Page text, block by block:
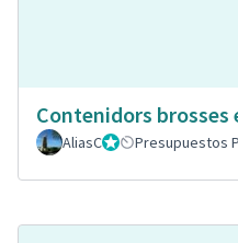
Contenidors brosses
AliasCGestorPresupuestos